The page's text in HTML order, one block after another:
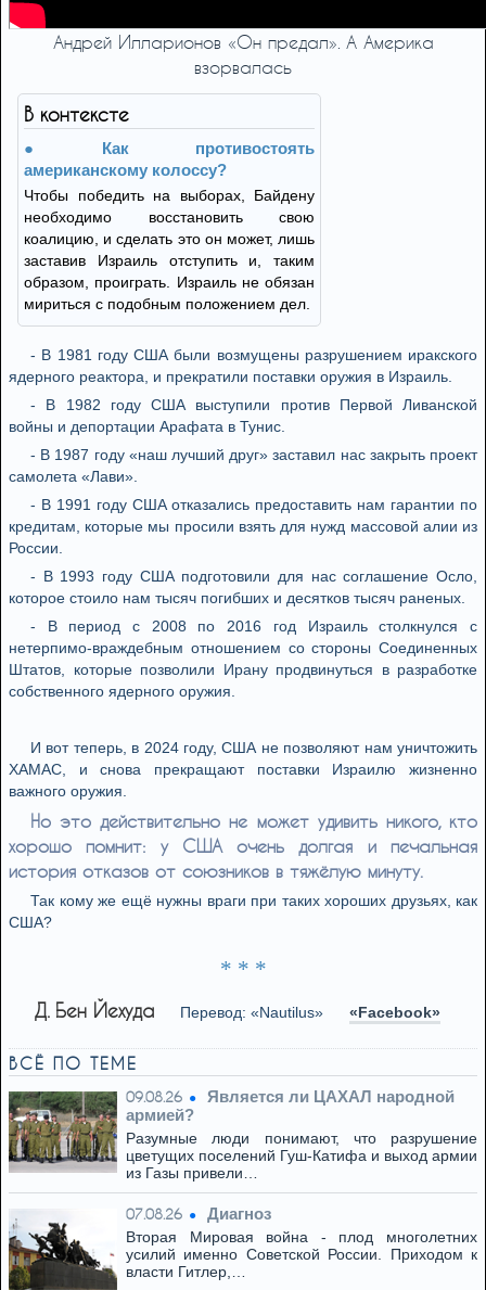
Андрей Илларионов «Он предал». А Америка
взорвалась
В контексте
Как противостоять
американскому колоссу?
Чтобы победить на выборах, Байдену
необходимо восстановить свою
коалицию, и сделать это он может, лишь
заставив Израиль отступить и, таким
образом, проиграть. Израиль не обязан
мириться с подобным положением дел.
- В 1981 году США были возмущены разрушением иракского
ядерного реактора, и прекратили поставки оружия в Израиль.
- В 1982 году США выступили против Первой Ливанской
войны и депортации Арафата в Тунис.
- В 1987 году «наш лучший друг» заставил нас закрыть проект
самолета «Лави».
- В 1991 году США отказались предоставить нам гарантии по
кредитам, которые мы просили взять для нужд массовой алии из
России.
- В 1993 году США подготовили для нас соглашение Осло,
которое стоило нам тысяч погибших и десятков тысяч раненых.
- В период с 2008 по 2016 год Израиль столкнулся с
нетерпимо-враждебным отношением со стороны Соединенных
Штатов, которые позволили Ирану продвинуться в разработке
собственного ядерного оружия.
И вот теперь, в 2024 году, США не позволяют нам уничтожить
ХАМАС, и снова прекращают поставки Израилю жизненно
важного оружия.
Но это действительно не может удивить никого, кто
хорошо помнит: у США очень долгая и печальная
история отказов от союзников в тяжёлую минуту.
Так кому же ещё нужны враги при таких хороших друзьях, как
США?
* * *
Д. Бен Йехуда Перевод: «Nautilus» «Facebook»
ВСЁ ПО ТЕМЕ
09.08.26
Является ли ЦАХАЛ народной
армией?
Разумные люди понимают, что разрушение
цветущих поселений Гуш-Катифа и выход армии
из Газы привели…
07.08.26 Диагноз
Вторая Мировая война - плод многолетних
усилий именно Советской России. Приходом к
власти Гитлер,…